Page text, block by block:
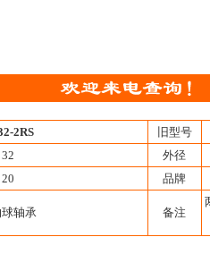
2RS
旧型号
32
外径
20 品牌
轴承 备注